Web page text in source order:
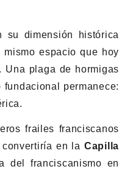
dimensión histórica
espacio que hoy
plaga de hormigas
permanece:
frailes franciscanos
convertiría en laCapilla
del franciscanismo en